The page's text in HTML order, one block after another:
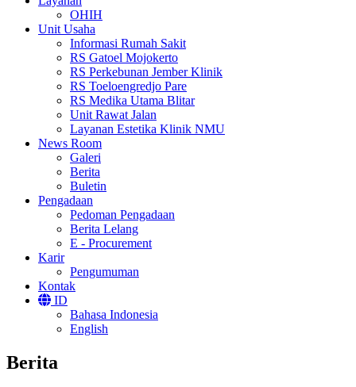
OHIH
Unit Usaha
Informasi Rumah Sakit
RS Gatoel Mojokerto
RS Perkebunan Jember Klinik
RS Toeloengredjo Pare
RS Medika Utama Blitar
Unit Rawat Jalan
Layanan Estetika Klinik NMU
News Room
Galeri
Berita
Buletin
Pengadaan
Pedoman Pengadaan
Berita Lelang
E - Procurement
Karir
Pengumuman
Kontak
ID
Bahasa Indonesia
English
Berita